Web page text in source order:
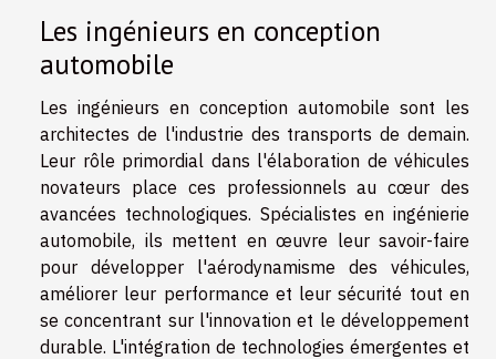
Les ingénieurs en conception
automobile
Les ingénieurs en conception automobile sont les
architectes de l'industrie des transports de demain.
Leur rôle primordial dans l'élaboration de véhicules
novateurs place ces professionnels au cœur des
avancées technologiques. Spécialistes en ingénierie
automobile, ils mettent en œuvre leur savoir-faire
pour développer l'aérodynamisme des véhicules,
améliorer leur performance et leur sécurité tout en
se concentrant sur l'innovation et le développement
durable. L'intégration de technologies émergentes et